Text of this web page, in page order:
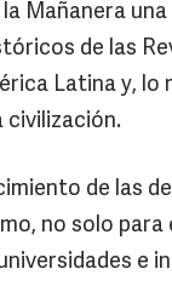
Mañanera
de las
Latina y,
civilización.
de las
no solo
e